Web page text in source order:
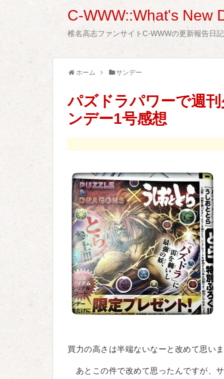
C-WWW::What's New
椎名高志ファンサイトC-WWWの更新報告日
ホーム サンデー
パズドラパワーで週
ンデー1号感想
買力の高さは半端ないなーと改めて思い
あとこの件で改めて思ったんですが、